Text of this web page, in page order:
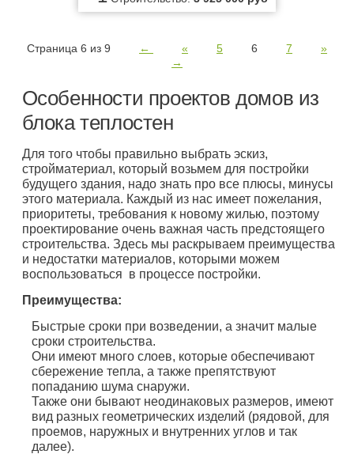
Страница 6 из 9 ← « 5 6 7
»
→
Особенности проектов домов из
блока теплостен
Для того чтобы правильно выбрать эскиз,
стройматериал, который возьмем для постройки
будущего здания, надо знать про все плюсы, минусы
этого материала. Каждый из нас имеет пожелания,
приоритеты, требования к новому жилью, поэтому
проектирование очень важная часть предстоящего
строительства. Здесь мы раскрываем преимущества
и недостатки материалов, которыми можем
воспользоваться в процессе постройки.
Преимущества:
Быстрые сроки при возведении, а значит малые
сроки строительства.
Они имеют много слоев, которые обеспечивают
сбережение тепла, а также препятствуют
попаданию шума снаружи.
Также они бывают неодинаковых размеров, имеют
вид разных геометрических изделий (рядовой, для
проемов, наружных и внутренних углов и так
далее).